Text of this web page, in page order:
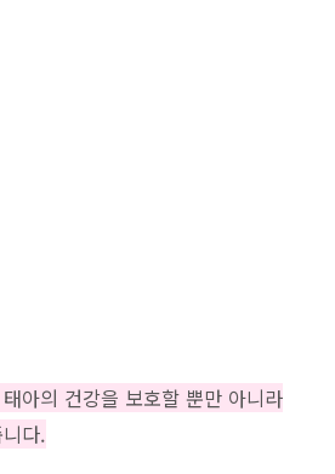
아의 건강을 보호할 뿐만 아니라
다.